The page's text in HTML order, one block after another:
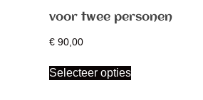
voor twee personen
€90,00
Selecteer opties